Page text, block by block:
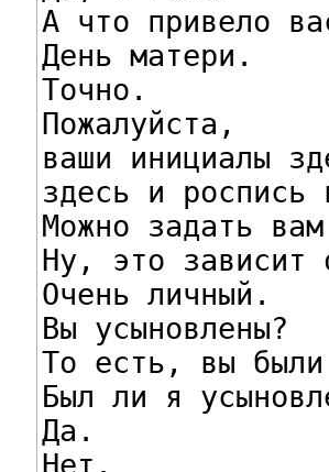
А что привело
День матери.
Точно.
Пожалуйста,
ваши инициалы
здесь и роспись
Можно задать
Ну, это зависит
Очень личный.
Вы усыновлены?
То есть, вы были
Был ли я
Да.
Нет.